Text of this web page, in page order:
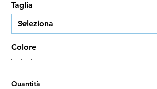
Taglia
Colore
Quantità